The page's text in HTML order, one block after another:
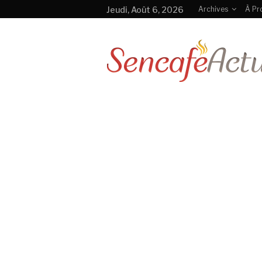
Jeudi, Août 6, 2026 Archives À